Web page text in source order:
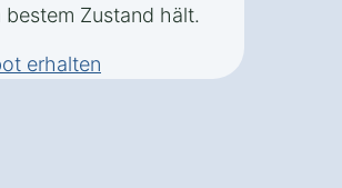
bestem Zustand hält.
erhalten